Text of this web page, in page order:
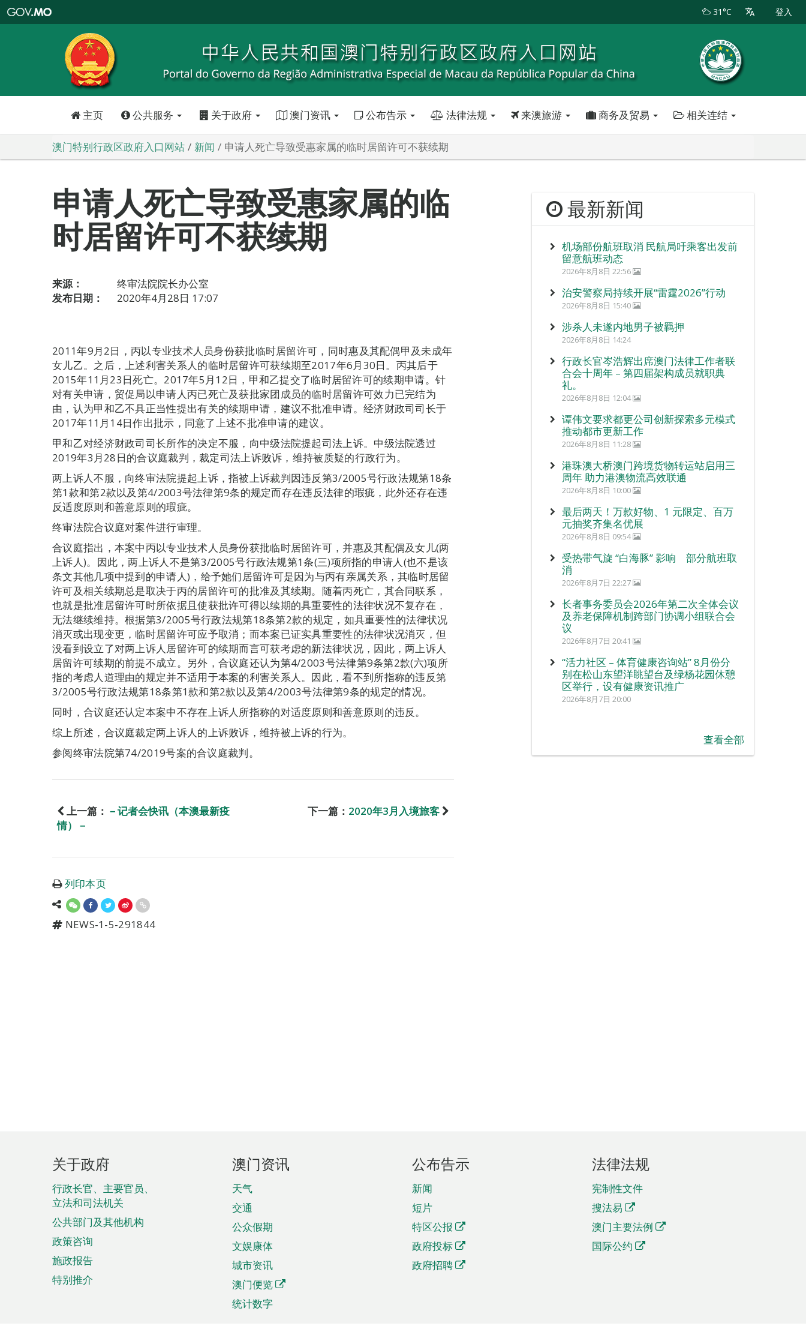
特
政
区
政
口
31°C 登入
主页 公共服务 关于政府 澳门资讯 公布告示 法律法规 来澳旅游 商务及贸易 相关连结
澳门特别行政区政府入口网站 新闻 申请人死亡导致受惠家属的临时居留许可不获续期
申请人死亡导致受惠家属的临
时居留许可不获续期
来源：
终审法院院长办公室
发布日期：
2020年4月28日 17:07
2011年9月2日，丙以专业技术人员身份获批临时居留许可，同时惠及其配偶甲及未成年
女儿乙。之后，上述利害关系人的临时居留许可获续期至2017年6月30日。丙其后于
2015年11月23日死亡。2017年5月12日，甲和乙提交了临时居留许可的续期申请。针
对有关申请，贸促局以申请人丙已死亡及获批家团成员的临时居留许可效力已完结为
由，认为甲和乙不具正当性提出有关的续期申请，建议不批准申请。经济财政司司长于
2017年11月14日作出批示，同意了上述不批准申请的建议。
甲和乙对经济财政司司长所作的决定不服，向中级法院提起司法上诉。中级法院透过
2019年3月28日的合议庭裁判，裁定司法上诉败诉，维持被质疑的行政行为。
两上诉人不服，向终审法院提起上诉，指被上诉裁判因违反第3/2005号行政法规第18条
第1款和第2款以及第4/2003号法律第9条的规定而存在违反法律的瑕疵，此外还存在违
反适度原则和善意原则的瑕疵。
终审法院合议庭对案件进行审理。
合议庭指出，本案中丙以专业技术人员身份获批临时居留许可，并惠及其配偶及女儿(两
上诉人)。因此，两上诉人不是第3/2005号行政法规第1条(三)项所指的申请人(也不是该
条文其他几项中提到的申请人)，给予她们居留许可是因为与丙有亲属关系，其临时居留
许可及相关续期总是取决于丙的居留许可的批准及其续期。随着丙死亡，其合同联系，
也就是批准居留许可时所依据且使获批许可得以续期的具重要性的法律状况不复存在，
无法继续维持。根据第3/2005号行政法规第18条第2款的规定，如具重要性的法律状况
消灭或出现变更，临时居留许可应予取消；而本案已证实具重要性的法律状况消灭，但
没看到设立了对两上诉人居留许可的续期而言可获考虑的新法律状况，因此，两上诉人
居留许可续期的前提不成立。另外，合议庭还认为第4/2003号法律第9条第2款(六)项所
指的考虑人道理由的规定并不适用于本案的利害关系人。因此，看不到所指称的违反第
3/2005号行政法规第18条第1款和第2款以及第4/2003号法律第9条的规定的情况。
同时，合议庭还认定本案中不存在上诉人所指称的对适度原则和善意原则的违反。
综上所述，合议庭裁定两上诉人的上诉败诉，维持被上诉的行为。
参阅终审法院第74/2019号案的合议庭裁判。
上一篇： －记者会快讯（本澳最新疫
情）－
下一篇： 2020年3月入境旅客
列印本页
NEWS-1-5-291844
最新新闻
机场部份航班取消 民航局吁乘客出发前
留意航班动态
2026年8月8日 22:56
治安警察局持续开展“雷霆2026”行动
2026年8月8日 15:40
涉杀人未遂内地男子被羁押
2026年8月8日 14:24
行政长官岑浩辉出席澳门法律工作者联
合会十周年 – 第四届架构成员就职典
礼。
2026年8月8日 12:04
谭伟文要求都更公司创新探索多元模式
推动都市更新工作
2026年8月8日 11:28
港珠澳大桥澳门跨境货物转运站启用三
周年 助力港澳物流高效联通
2026年8月8日 10:00
最后两天！万款好物、1 元限定、百万
元抽奖齐集名优展
2026年8月8日 09:54
受热带气旋 “白海豚” 影响 部分航班取
消
2026年8月7日 22:27
长者事务委员会2026年第二次全体会议
及养老保障机制跨部门协调小组联合会
议
2026年8月7日 20:41
“活力社区 – 体育健康咨询站” 8月份分
别在松山东望洋眺望台及绿杨花园休憩
区举行，设有健康资讯推广
2026年8月7日 20:00
查看全部
页
脚
菜
单
关于政府
行政长官、主要官员、
立法和司法机关
公共部门及其他机构
政策咨询
施政报告
特别推介
澳门资讯
天气
交通
公众假期
文娱康体
城市资讯
澳门便览
统计数字
公布告示
新闻
短片
特区公报
政府投标
政府招聘
法律法规
宪制性文件
搜法易
澳门主要法例
国际公约